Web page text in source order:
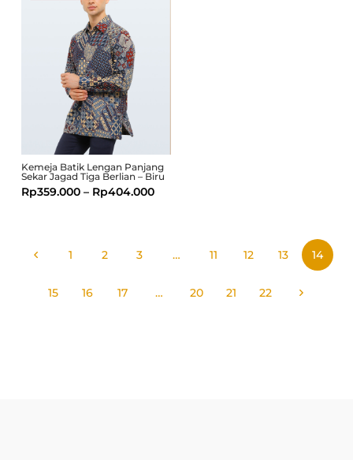
Kemeja Batik Lengan Panjang
Sekar Jagad Tiga Berlian – Biru
Rp359.000 – Rp404.000
1 2 3 … 11 12 13 14
15 16 17 … 20 21 22